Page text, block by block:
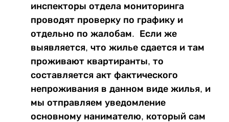
инспекторы отдела мониторинга
проводят проверку по графику и
отдельно по жалобам. Если же
выявляется, что жилье сдается и там
проживают квартиранты, то
составляется акт фактического
непроживания в данном виде жилья, и
мы отправляем уведомление
основному нанимателю, который сам